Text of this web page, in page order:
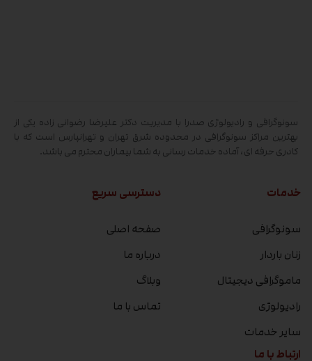
سونوگرافی و رادیولوژی صدرا با مدیریت دکتر علیرضا رضوانی زاده یکی از
بهترین مراکز سونوگرافی در محدوده شرق تهران و تهرانپارس است که با
کادری حرفه ای، آماده خدمات رسانی به شما بیماران محترم می باشد.
خدمات
سونوگرافی
زنان باردار
ماموگرافی دیجیتال
رادیولوژی
سایر خدمات
دسترسی سریع
صفحه اصلی
درباره ما
وبلاگ
تماس با ما
ارتباط با ما